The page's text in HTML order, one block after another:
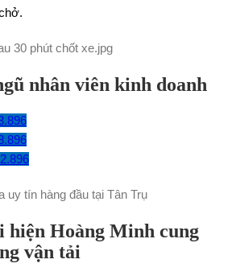
nhân viên kinh doanh
hiện Hoàng Minh cung
vận tải